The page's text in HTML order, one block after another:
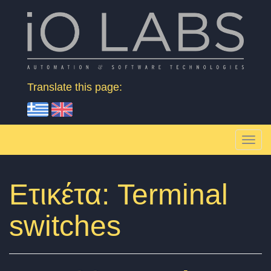
Skip to content
Βιομηχανικοί Αυτοματισμοί & Εφαρμογές
Translate this page:
T
Ετικέτα: Terminal
switches